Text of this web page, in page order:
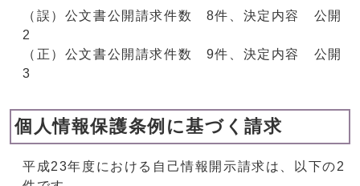
（誤）公文書公開請求件数 8件、決定内容 公開
2
（正）公文書公開請求件数 9件、決定内容 公開
3
個人情報保護条例に基づく請求
平成23年度における自己情報開示請求は、以下の2